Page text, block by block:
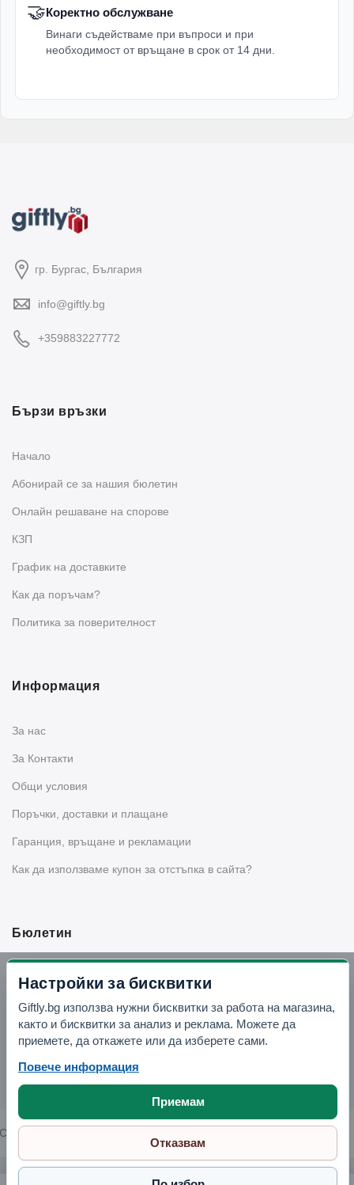
🤝Коректно обслужване
Винаги съдействаме при въпроси и при
необходимост от връщане в срок от 14 дни.
гр. Бургас, България
info@giftly.bg
+359883227772
Бързи връзки
Начало
Абонирай се за нашия бюлетин
Oнлайн решаване на спорове
КЗП
График на доставките
Как да поръчам?
Политика за поверителност
Информация
За нас
За Контакти
Общи условия
Поръчки, доставки и плащане
Гаранция, връщане и рекламации
Как да използваме купон за отстъпка в сайта?
Бюлетин
Вземи -10% отстъпка в Telegram
Отвори Telegram
Copyright © 2026 GIFTLY.BG. All rights reserved.
Настройки за бисквитки
Giftly.bg използва нужни бисквитки за работа на магазина,
както и бисквитки за анализ и реклама. Можете да
приемете, да откажете или да изберете сами.
Повече информация
Приемам
Отказвам